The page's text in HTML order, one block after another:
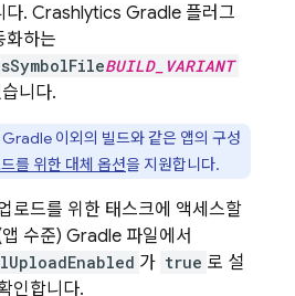
다. Crashlytics Gradle 플러그
화하는
BUILD_VARIANT
니다.
이외의 빌드와 같은 앱의 구성
를 위한 대체 옵션을 지원합니다.
로드를 위한 태스크에 액세스할
수준) Gradle 파일에서
가 true 로 설
인합니다.